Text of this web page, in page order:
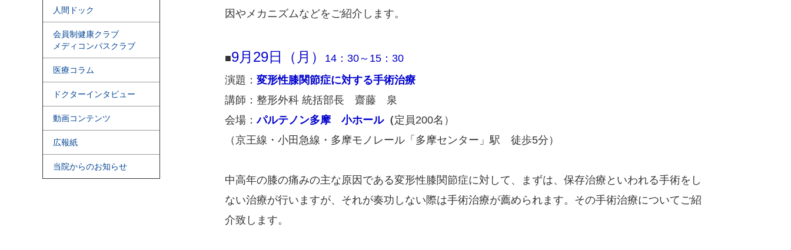
人間ドック
会員制健康クラブ
メディコンパスクラブ
医療コラム
ドクターインタビュー
動画コンテンツ
広報紙
当院からのお知らせ
因やメカニズムなどをご紹介します。
■9月29日（月）
14：30～15：30
演題： 変形性膝関節症に対する手術治療
講師：整形外科 統括部長 齋藤 泉
会場：パルテノン多摩 小ホール（定員200名）
（京王線・小田急線・多摩モノレール「多摩センター」駅 徒歩5分）
中高年の膝の痛みの主な原因である変形性膝関節症に対して、まずは、保存治療といわれる手術をし
ない治療が行いますが、それが奏功しない際は手術治療が薦められます。その手術治療についてご紹
介致します。